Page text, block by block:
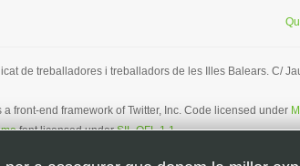
de treballadores i treballadors de les Illes Balears. C/
a front-end framework of Twitter, Inc. Code licensed under
font licensed underSIL OFL 1.1.